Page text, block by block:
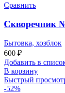
Сравнить
Скворечник
Бытовка, хозблок
600 ₽
Добавить в
В корзину
Быстрый
-52%